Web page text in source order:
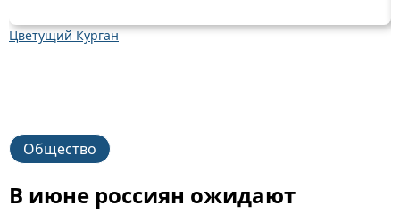
Цветущий Курган
Общество
В июне россиян ожидают